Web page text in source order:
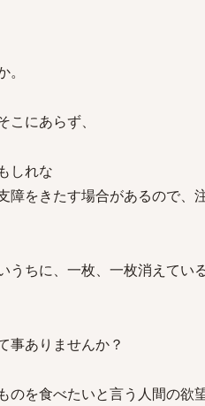
にあらず、
しれな
をきたす場合があるので、
ちに、一枚、一枚消えている
事ありませんか？
を食べたいと言う人間の欲